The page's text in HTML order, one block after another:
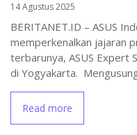
14 Agustus 2025
BERITANET.ID – ASUS
memperkenalkan jajaran
terbarunya, ASUS Expert
di Yogyakarta.
Read more